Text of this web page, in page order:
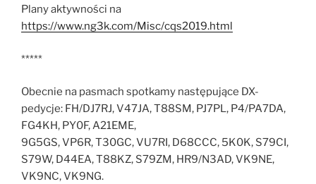
Plany aktywności na
https://www.ng3k.com/Misc/cqs2019.html
*****
Obecnie na pasmach spotkamy następujące DX-
pedycje: FH/DJ7RJ, V47JA, T88SM, PJ7PL, P4/PA7DA,
FG4KH, PY0F, A21EME,
9G5GS, VP6R, T30GC, VU7RI, D68CCC, 5K0K, S79CI,
S79W, D44EA, T88KZ, S79ZM, HR9/N3AD, VK9NE,
VK9NC, VK9NG.